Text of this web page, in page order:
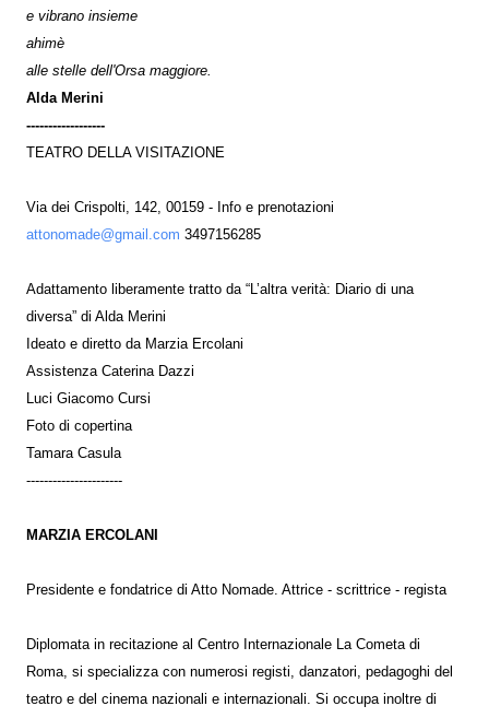
e vibrano insieme
ahimè
alle stelle dell'Orsa maggiore.
Alda Merini
------------------
TEATRO DELLA VISITAZIONE
Via dei Crispolti, 142, 00159 - Info e prenotazioni
attonomade@gmail.com 3497156285
Adattamento liberamente tratto da “L’altra verità: Diario di una
diversa” di Alda Merini
Ideato e diretto da Marzia Ercolani
Assistenza Caterina Dazzi
Luci Giacomo Cursi
Foto di copertina
Tamara Casula
----------------------
MARZIA ERCOLANI
Presidente e fondatrice di Atto Nomade. Attrice - scrittrice - regista
Diplomata in recitazione al Centro Internazionale La Cometa di
Roma, si specializza con numerosi registi, danzatori, pedagoghi del
teatro e del cinema nazionali e internazionali. Si occupa inoltre di